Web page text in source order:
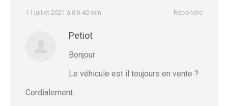
Répondre
11 juillet 2021 à 8 h 40 min
Petiot
Bonjour
Le véhicule est il toujours en vente ?
Cordialement